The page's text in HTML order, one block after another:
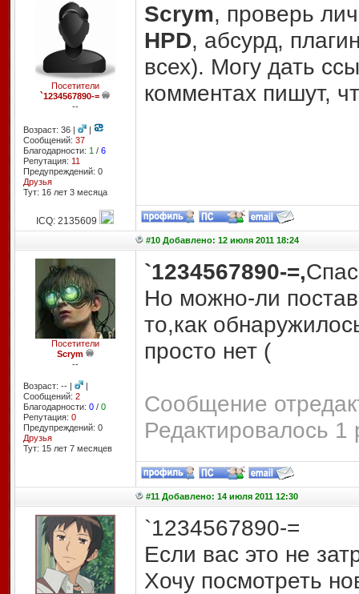
Посетители
`1234567890-=
--
Возраст: 36 |
|
Сообщений: 37
Благодарности: 1 / 6
Репутация: 11
Предупреждений: 0
Друзья
Тут: 16 лет 3 месяцa
Scrym, проверь
HPD, абсурд,
всех). Могу дать
комментах пишут,
ICQ: 2135609
#10 Добавлено: 12 июля 2011 18:24
Посетители
Scrym
--
Возраст: -- |
|
Сообщений: 2
Благодарности: 0/ 0
Репутация: 0
Предупреждений: 0
Друзья
Тут: 15 лет 7 месяцев
`1234567890-=,
Но можно-ли
то,как
просто нет (
Сообщение
Редактировалось 1
#11 Добавлено: 14 июля 2011 12:30
`1234567890-=
Если вас это не
Хочу посмотреть